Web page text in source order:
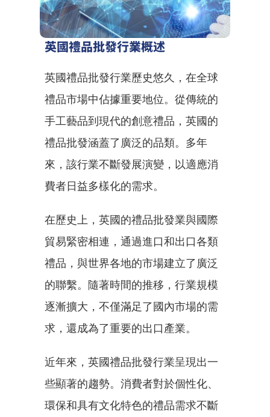
英國禮品批發行業概述
英國禮品批發行業歷史悠久，在全球
禮品市場中佔據重要地位。從傳統的
手工藝品到現代的創意禮品，英國的
禮品批發涵蓋了廣泛的品類。多年
來，該行業不斷發展演變，以適應消
費者日益多樣化的需求。
在歷史上，英國的禮品批發業與國際
貿易緊密相連，通過進口和出口各類
禮品，與世界各地的市場建立了廣泛
的聯繫。隨著時間的推移，行業規模
逐漸擴大，不僅滿足了國內市場的需
求，還成為了重要的出口產業。
近年來，英國禮品批發行業呈現出一
些顯著的趨勢。消費者對於個性化、
環保和具有文化特色的禮品需求不斷